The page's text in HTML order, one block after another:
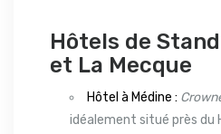
Hôtels de
et La Mecque
Hôtel à Médine :
idéalement situé près du